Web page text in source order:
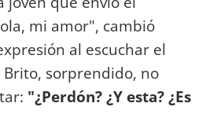
mi amor", cambió
al escuchar el
sorprendido, no
"¿Perdón? ¿Y esta? ¿Es